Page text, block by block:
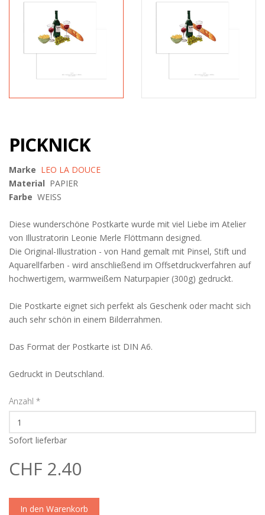
PICKNICK
Marke LEO LA DOUCE
Material PAPIER
Farbe WEISS
Diese wunderschöne Postkarte wurde mit viel Liebe im Atelier
von Illustratorin Leonie Merle Flöttmann designed.
Die Original-Illustration - von Hand gemalt mit Pinsel, Stift und
Aquarellfarben - wird anschließend im Offsetdruckverfahren auf
hochwertigem, warmweißem Naturpapier (300g) gedruckt.
Die Postkarte eignet sich perfekt als Geschenk oder macht sich
auch sehr schön in einem Bilderrahmen.
Das Format der Postkarte ist DIN A6.
Gedruckt in Deutschland.
Anzahl *
Sofort lieferbar
CHF 2.40
In den Warenkorb